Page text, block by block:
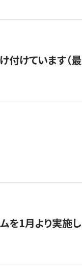
けています（
を1月より実施